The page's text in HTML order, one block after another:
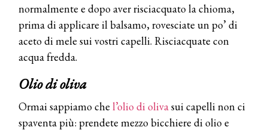
normalmente e dopo aver risciacquato la chioma,
prima di applicare il balsamo, rovesciate un po’ di
aceto di mele sui vostri capelli. Risciacquate con
acqua fredda.
Olio di oliva
Ormai sappiamo che l’olio di olivasui capelli non ci
spaventa più: prendete mezzo bicchiere di olio e
COSMOPROF WORLDWIDE BOLOGNA
Cosmprof Worldwide Bologna
presenta THE BEAUTY &
WELLNESS CONGRESS 2022: I
TEMI
DYSON
Dyson presenta la nuova collezione
pervinca e rosé per Natale